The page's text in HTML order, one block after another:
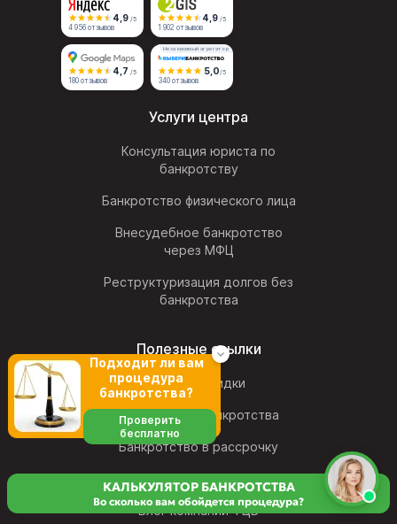
4,9 /5
4 956 отзывов
4,9 /5
1 902 отзывов
4,7 /5
180 отзывов
Независимый агрегатор
5,0/5
340 отзывов
Услуги центра
Консультация юриста по
банкротству
Банкротство физического лица
Внесудебное банкротство
через МФЦ
Реструктуризация долгов без
банкротства
Полезные ссылки
Акции и скидки
Калькулятор банкротства
Банкротство в рассрочку
Мы в СМИ
Блог компании ФЦБ
КАЛЬКУЛЯТОР БАНКРОТСТВА
Во сколько вам обойдется процедура?
Подходит ли вам
процедура
банкротства?
Проверить
бесплатно